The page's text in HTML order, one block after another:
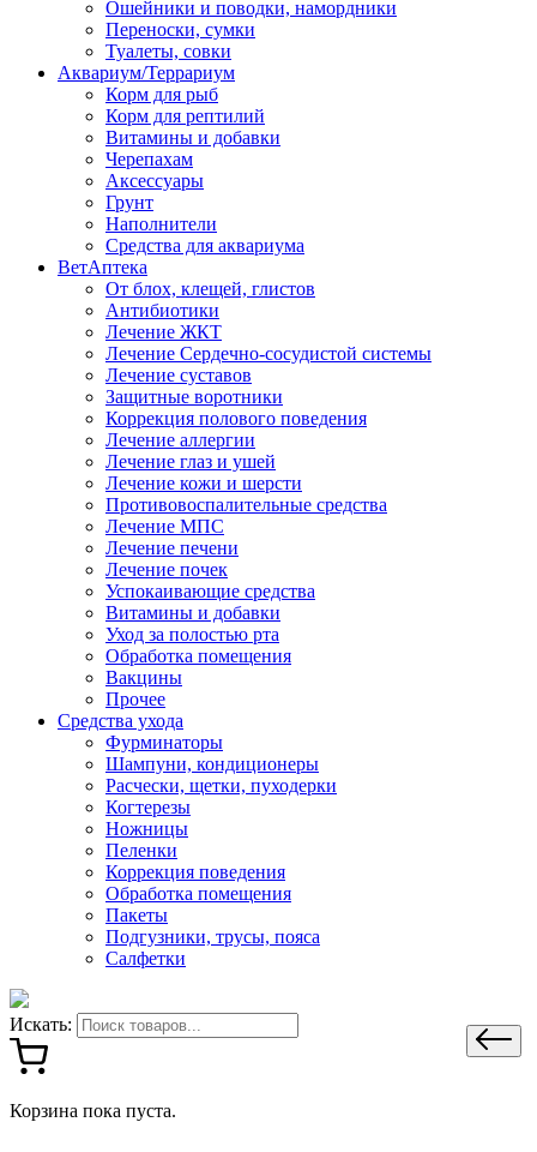
Ошейники и поводки, намордники
Переноски, сумки
Туалеты, совки
Аквариум/Террариум
Корм для рыб
Корм для рептилий
Витамины и добавки
Черепахам
Аксессуары
Грунт
Наполнители
Средства для аквариума
ВетАптека
От блох, клещей, глистов
Антибиотики
Лечение ЖКТ
Лечение Сердечно-сосудистой системы
Лечение суставов
Защитные воротники
Коррекция полового поведения
Лечение аллергии
Лечение глаз и ушей
Лечение кожи и шерсти
Противовоспалительные средства
Лечение МПС
Лечение печени
Лечение почек
Успокаивающие средства
Витамины и добавки
Уход за полостью рта
Обработка помещения
Вакцины
Прочее
Средства ухода
Фурминаторы
Шампуни, кондиционеры
Расчески, щетки, пуходерки
Когтерезы
Ножницы
Пеленки
Коррекция поведения
Обработка помещения
Пакеты
Подгузники, трусы, пояса
Салфетки
Искать:
Корзина пока пуста.